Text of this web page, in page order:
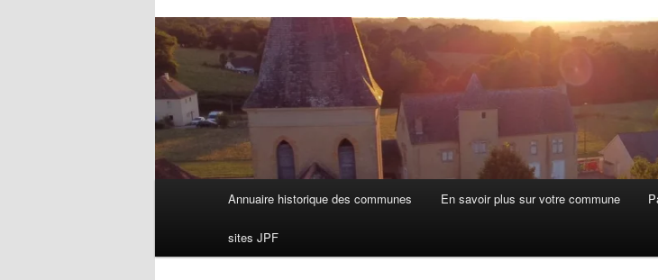
principal
Annuaire historique des communes En savoir plus sur votre commune
sites JPF